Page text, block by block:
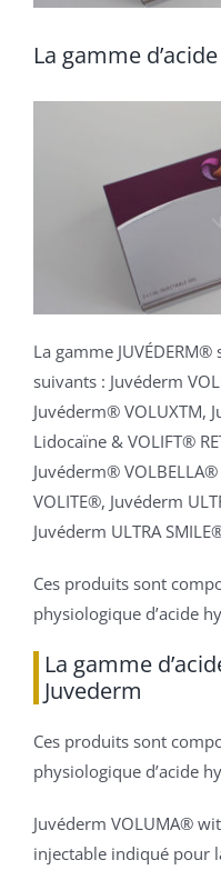
La gamme
La gamme
suivants : Juvéderm
Juvéderm® VOLUXTM,
Lidocaïne & VOLIFT®
Juvéderm®
VOLITE®, Juvéderm
Juvéderm ULTRA
Ces produits sont
physiologique d’acide
La gamme
Juvederm
Ces produits sont
physiologique d’acide
Juvéderm VOLUMA®
injectable indiqué pour